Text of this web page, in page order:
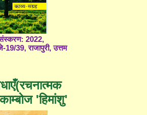
2022,
39, राजापुरी, उत्तम
'हिमांशु'